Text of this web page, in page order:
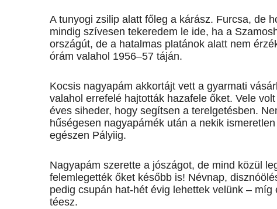
A tunyogi zsilip alatt főleg a kárász. Furcsa, de
mindig szívesen tekeredem le ide, ha a
országút, de a hatalmas platánok alatt nem
órám valahol 1956–57 táján.
Kocsis nagyapám akkortájt vett a gyarmati
valahol errefelé hajtották hazafele őket. Vele
éves siheder, hogy segítsen a terelgetésben.
hűségesen nagyapámék után a nekik
egészen Pályiig.
Nagyapám szerette a jószágot, de mind közül
felemlegették őket később is! Névnap,
pedig csupán hat-hét évig lehettek velünk –
téesz.